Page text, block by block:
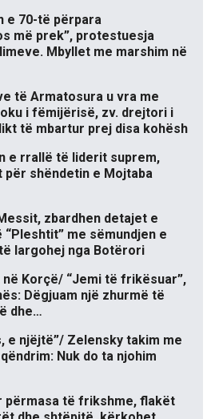
e 70-të përpara
më prek”, protestuesja
Mbyllet me marshim në
të Armatosura u vra me
i fëmijërisë, zv. drejtori i
të mbartur prej disa kohësh
e rrallë të liderit suprem,
shëndetin e Mojtaba
zbardhen detajet e
me sëmundjen e
largohej nga Botërori
Korçë/ “Jemi të frikësuar”,
Dëgjuam një zhurmë të
dhe…
e njëjtë”/ Zelensky takim me
Nuk do ta njohim
përmasa të frikshme, flakët